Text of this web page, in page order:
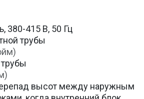
380-415 В, 50 Гц
трубы
высот между наружным